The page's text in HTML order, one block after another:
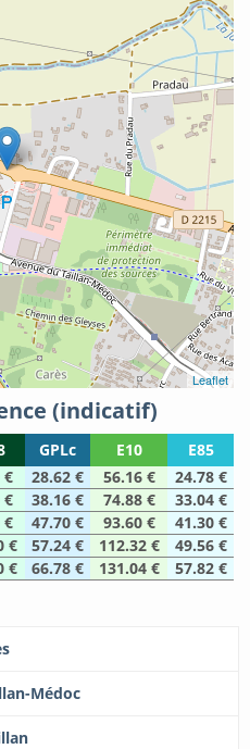
Leaflet
(indicatif)
GPLc E10
E85
€ 28.62 € 56.16 €
24.78 €
€ 38.16 € 74.88 €
33.04 €
€ 47.70 € 93.60 €
41.30 €
€ 57.24 € 112.32 €
49.56 €
€ 66.78 € 131.04 € 57.82 €
Médoc